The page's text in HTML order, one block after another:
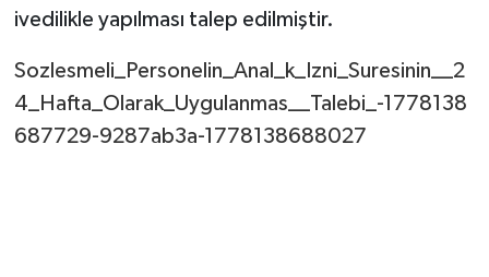
ivedilikle yapılması talep edilmiştir.
Sozlesmeli_Personelin_Anal_k_Izni_Suresinin__2
4_Hafta_Olarak_Uygulanmas__Talebi_-1778138
687729-9287ab3a-1778138688027